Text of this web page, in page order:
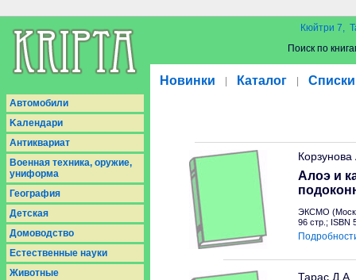
Кюйтри 7,
Поиск по
Новинки Каталог Списки
Aвтомобили
Kалендари
Антиквариат
Военная техника, оружие,
униформа
География
Детская
Домоводство
Естественные науки
Животные
Алоэ и
ЭКСМО
96 стр.; ISBN
Тарас Д.А